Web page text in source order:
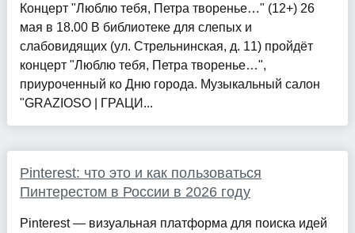
Концерт "Люблю тебя, Петра творенье…" (12+) 26
мая в 18.00 В библиотеке для слепых и
слабовидящих (ул. Стрельнинская, д. 11) пройдёт
концерт "Люблю тебя, Петра творенье…",
приуроченный ко Дню города. Музыкальный салон
"GRAZIOSO | ГРАЦИ...
Pinterest: что это и как пользоваться
Пинтерестом в России в 2026 году
Pinterest — визуальная платформа для поиска идей